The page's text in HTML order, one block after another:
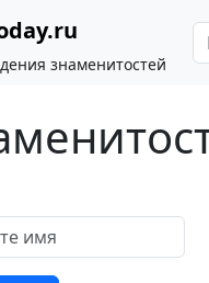
знаменитостей